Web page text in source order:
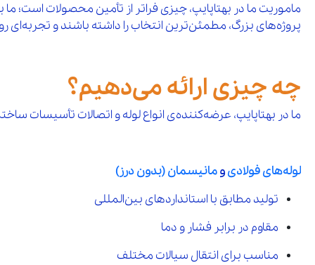
ماموریت ما در بهتاپایپ، چیزی فراتر از تأمین محصولات
پروژه‌های بزرگ، مطمئن‌ترین انتخاب را داشته باشند و تجربه‌ای
چه چیزی ارائه می‌دهیم؟
ما در بهتاپایپ، عرضه‌کننده‌ی انواع لوله و اتصالات تأسیسات
لوله‌های فولادیومانیسمان (بدون درز)
تولید مطابق با استانداردهای بین‌المللی
مقاوم در برابر فشار و دما
مناسب برای انتقال سیالات مختلف